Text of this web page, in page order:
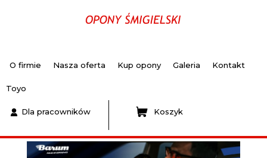
O firmie Nasza oferta Kup opony Galeria Kontakt
Toyo
Dla pracowników Koszyk